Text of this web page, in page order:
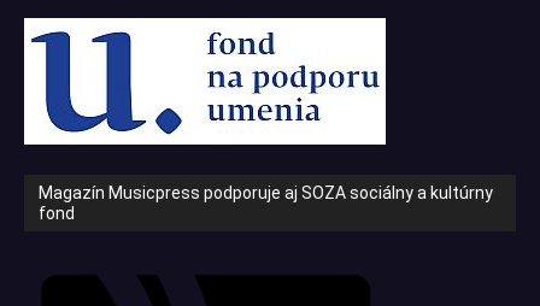
Magazín Musicpress podporuje aj SOZA sociálny a kultúrny
fond